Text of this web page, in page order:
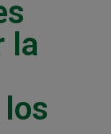
la
los